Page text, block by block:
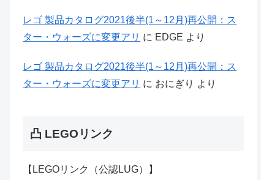
レゴ 製品カタログ2021後半(1～12月)再公開：ス
ター・ウォーズに変更アリ に EDGE より
レゴ 製品カタログ2021後半(1～12月)再公開：ス
ター・ウォーズに変更アリ に おにぎり より
凸 LEGOリンク
【LEGOリンク（公認LUG）】